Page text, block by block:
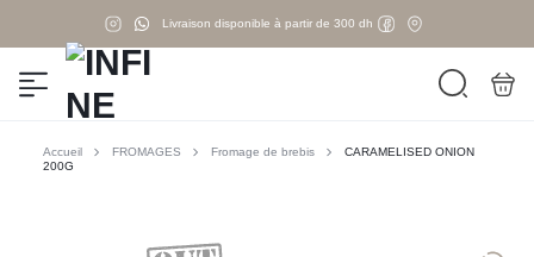
Livraison disponible à partir de 300 dh
Accueil FROMAGES Fromage de brebis
CARAMELISED ONION
200G